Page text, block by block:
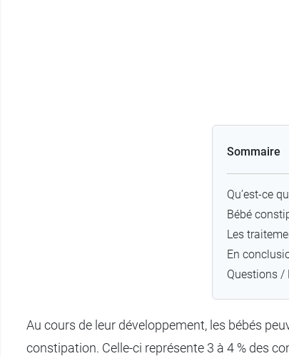
Sommaire
Qu’est-ce
Bébé
Les
En
Questions /
Au cours de leur développement, les bébés
constipation. Celle-ci représente 3 à 4 % des